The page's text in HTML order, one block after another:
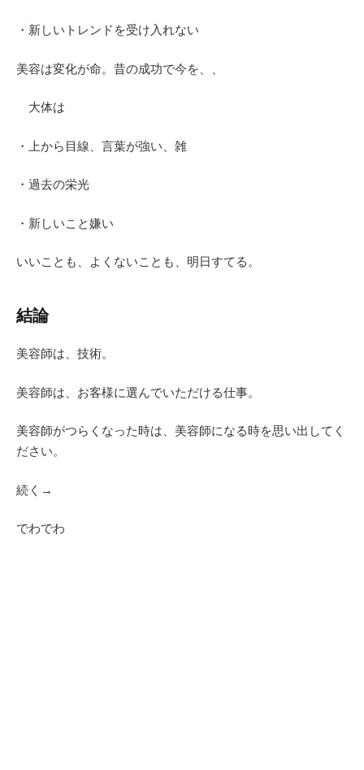
・新しいトレンドを受け入れない
美容は変化が命。昔の成功で今を、、
大体は
・上から目線、言葉が強い、雑
・過去の栄光
・新しいこと嫌い
いいことも、よくないことも、明日すてる。
結論
美容師は、技術。
美容師は、お客様に選んでいただける仕事。
美容師がつらくなった時は、美容師になる時を思い出してく
ださい。
続く→
でわでわ